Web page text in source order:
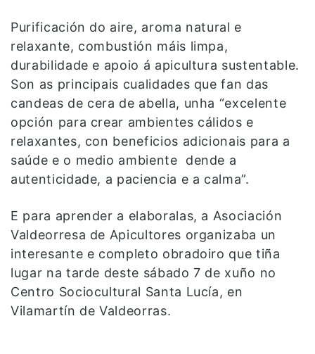
Purificación do aire, aroma natural e
relaxante, combustión máis limpa,
durabilidade e apoio á apicultura sustentable.
Son as principais cualidades que fan das
candeas de cera de abella, unha “excelente
opción para crear ambientes cálidos e
relaxantes, con beneficios adicionais para a
saúde e o medio ambiente dende a
autenticidade, a paciencia e a calma”.
E para aprender a elaboralas, a Asociación
Valdeorresa de Apicultores organizaba un
interesante e completo obradoiro que tiña
lugar na tarde deste sábado 7 de xuño no
Centro Sociocultural Santa Lucía, en
Vilamartín de Valdeorras.